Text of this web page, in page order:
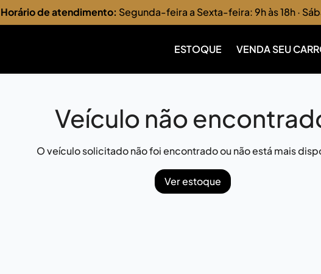
Horário de atendimento: Segunda-feira a Sexta-feira: 9h às 18h ·
ESTOQUE VENDA SEU
Veículo não
O veículo solicitado não foi encontrado ou não está mais
Ver estoque